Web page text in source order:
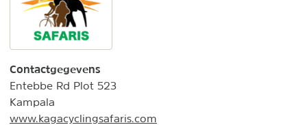
Contactgegevens
Entebbe Rd Plot 523
Kampala
www.kagacyclingsafaris.com